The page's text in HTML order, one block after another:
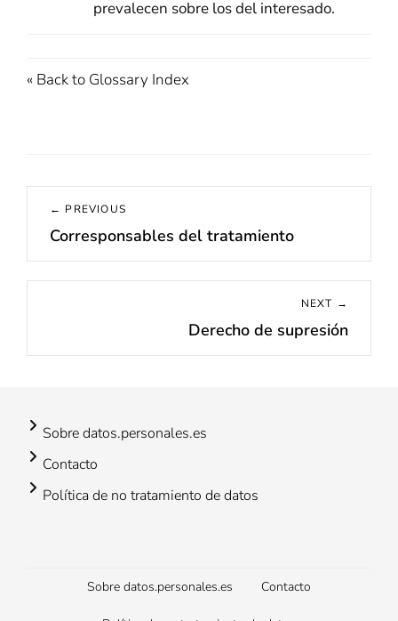
prevalecen sobre los del interesado.
« Back to Glossary Index
Navegación
entradas
← PREVIOUS
Previous
post:
Corresponsables del tratamiento
NEXT →
post:
Derecho de supresión
Sobre datos.personales.es
Contacto
Política de no tratamiento de datos
Sobre datos.personales.es Contacto